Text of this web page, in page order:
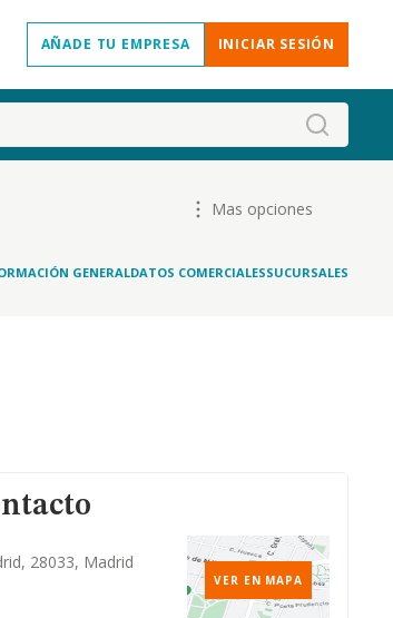
AÑADE TU EMPRESA INICIAR SESIÓN
Mas opciones
GENERALDATOS COMERCIALESSUCURSALES
28033, Madrid
VER EN MAPA